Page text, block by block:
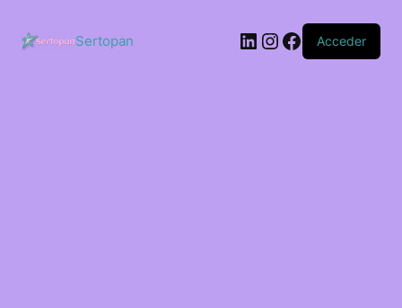
contenido
Sertopan LinkedIn
Instagram
Facebook
Acceder